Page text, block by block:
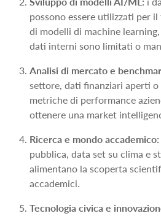
possono essere utilizzati per
di modelli di machine
dati interni sono limitati o
Analisi di mercato e
settore, dati finanziari aperti
metriche di performance
ottenere una market
Ricerca e mondo accademico:
pubblica, data set su clima e
alimentano la scoperta
accademici.
Tecnologia civica e